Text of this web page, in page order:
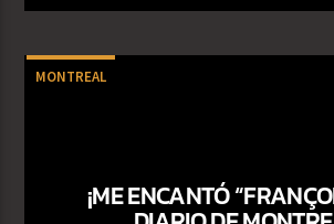
MONTREAL
¡ME ENCANTÓ